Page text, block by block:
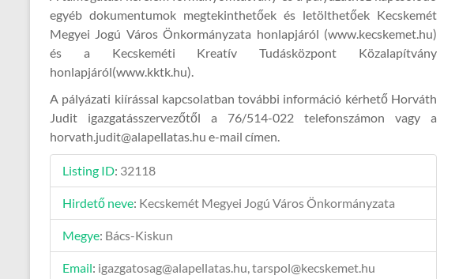
egyéb dokumentumok megtekinthetőek és letölthetőek Kecskemét
Megyei Jogú Város Önkormányzata honlapjáról (www.kecskemet.hu)
és a Kecskeméti Kreatív Tudásközpont Közalapítvány
honlapjáról(www.kktk.hu).
A pályázati kiírással kapcsolatban további információ kérhető Horváth
Judit igazgatásszervezőtől a 76/514-022 telefonszámon vagy a
horvath.judit@alapellatas.hu e-mail címen.
Listing ID: 32118
Hirdető neve: Kecskemét Megyei Jogú Város Önkormányzata
Megye: Bács-Kiskun
Email: igazgatosag@alapellatas.hu, tarspol@kecskemet.hu